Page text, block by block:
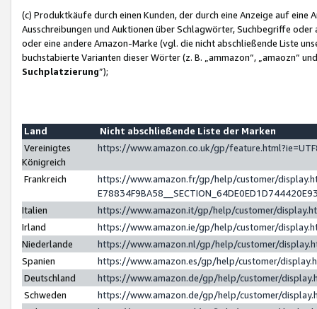
(c) Produktkäufe durch einen Kunden, der durch eine Anzeige auf
Ausschreibungen und Auktionen über Schlagwörter, Suchbegriffe
oder eine andere Amazon-Marke (vgl. die nicht abschließende Liste
buchstabierte Varianten dieser Wörter (z. B. „ammazon“, „amaozn“
Suchplatzierung”);
Land
Nicht abschließende Liste der Marken
Vereinigtes
Königreich
https://www.amazon.co.uk/gp/
Frankreich
https://www.amazon.fr/gp/help/customer/
Italien
https://www.amazon.it/gp/help/customer/
Irland
https://www.amazon.ie/gp/help/customer/
Niederlande
https://www.amazon.nl/gp/help/customer/
Spanien
https://www.amazon.es/gp/help/customer/
Deutschland
https://www.amazon.de/gp/help/customer/
Schweden
https://www.amazon.de/gp/help/customer/